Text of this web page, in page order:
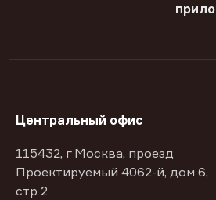
Центральный офис
115432, г Москва, проезд
Проектируемый 4062-й, дом 6,
стр 2